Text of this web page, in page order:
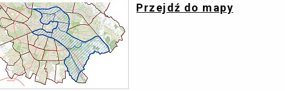
Przejdź do mapy